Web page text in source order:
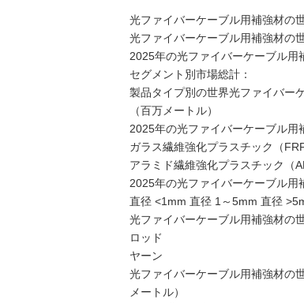
光ファイバーケーブル用補強材の
光ファイバーケーブル用補強材の
2025年の光ファイバーケーブル用
セグメント別市場総計：
製品タイプ別の世界光ファイバー
（百万メートル）
2025年の光ファイバーケーブル用
ガラス繊維強化プラスチック（FRP
アラミド繊維強化プラスチック（
2025年の光ファイバーケーブル用
直径 <1mm 直径 1～5mm 直径
光ファイバーケーブル用補強材の
ロッド
ヤーン
光ファイバーケーブル用補強材の
メートル）